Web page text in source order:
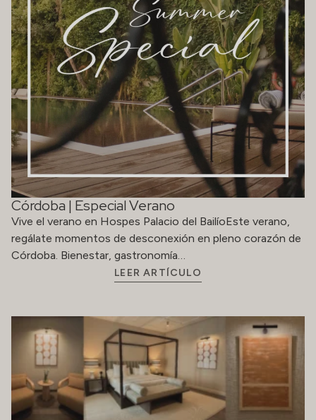
Córdoba | Especial Verano
Vive el verano en Hospes Palacio del BailíoEste verano,
regálate momentos de desconexión en pleno corazón de
Córdoba. Bienestar, gastronomía…
LEER ARTÍCULO